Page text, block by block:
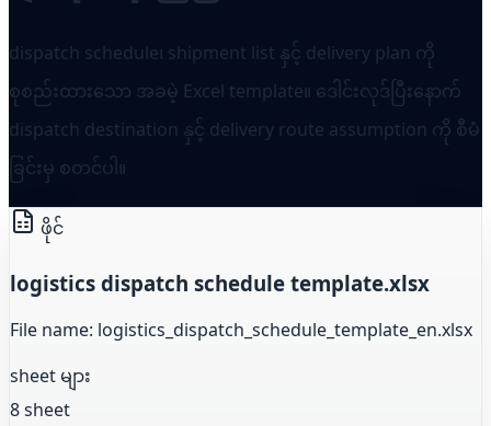
dispatch schedule၊ shipment list နှင့် delivery plan ကို
စုစည်းထားသော အခမဲ့ Excel template။ ဒေါင်းလုဒ်ပြီးနောက်
dispatch destination နှင့် delivery route assumption ကို စီမံ
ခြင်းမှ စတင်ပါ။
ဖိုင်
logistics dispatch schedule template.xlsx
File name: logistics_dispatch_schedule_template_en.xlsx
sheet များ
8 sheet